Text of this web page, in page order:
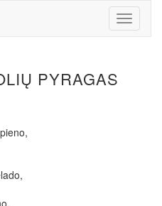
Toggle
PYRAGAS